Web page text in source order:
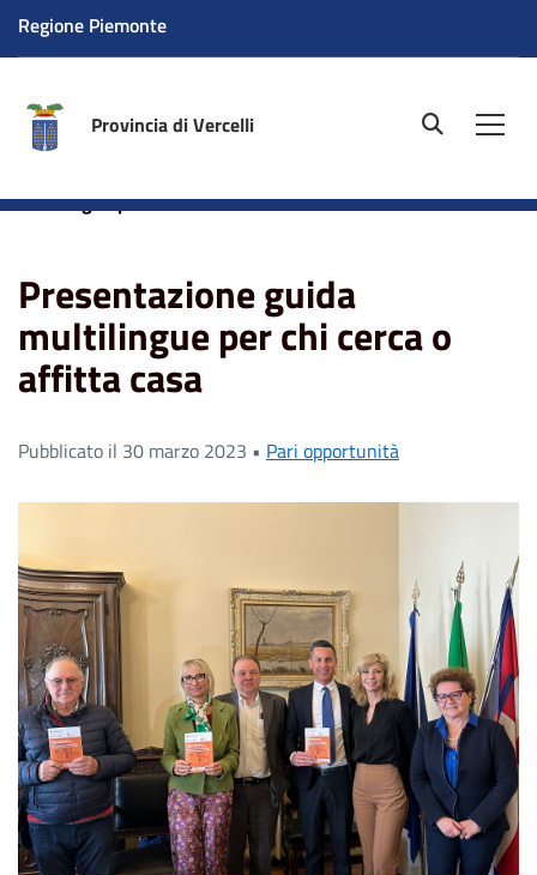
Regione Piemonte
Provincia di Vercelli site.searc
multilingue per chi cerca o affitta casa
Presentazione guida
multilingue per chi cerca o
affitta casa
Pubblicato il 30 marzo 2023 • Pari opportunità